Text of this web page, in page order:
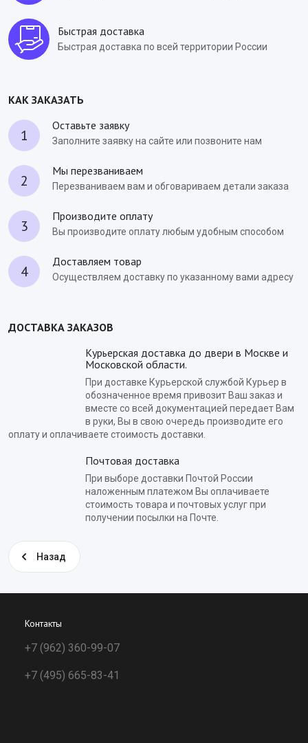
Быстрая доставка
Быстрая доставка по всей территории России
КАК ЗАКАЗАТЬ
1
Оставьте заявку
Заполните заявку на сайте или позвоните нам
2
Мы перезваниваем
Перезваниваем вам и обговариваем детали заказа
3
Производите оплату
Вы производите оплату любым удобным способом
4
Доставляем товар
Осуществляем доставку по указанному вами адресу
ДОСТАВКА ЗАКАЗОВ
Курьерская доставка до двери в Москве и
Московской области.
При доставке Курьерской службой Курьер в
обозначенное время привозит Ваш заказ и
вместе со всей документацией передает Вам
в руки, Вы в свою очередь производите его
оплату и оплачиваете стоимость доставки.
Почтовая доставка
При выборе доставки Почтой России
наложенным платежом Вы оплачиваете
стоимость товара и почтовых услуг при
получении посылки на Почте.
Назад
Контакты
+7 (962) 360-99-07
+7 (495) 665-83-41